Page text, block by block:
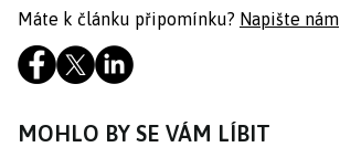
Máte k článku připomínku? Napište nám
MOHLO BY SE VÁM LÍBIT